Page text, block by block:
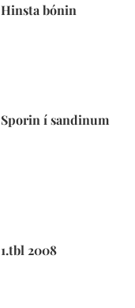
Hinsta bónin
Sporin í sandinum
1.tbl 2008